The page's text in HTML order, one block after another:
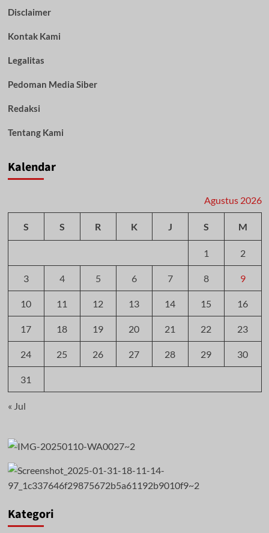
Disclaimer
Kontak Kami
Legalitas
Pedoman Media Siber
Redaksi
Tentang Kami
Kalendar
Agustus 2026
S S R K J S M
1 2
3 4 5 6 7 8 9
10 11 12 13 14 15 16
17 18 19 20 21 22 23
24 25 26 27 28 29 30
31
« Jul
Kategori